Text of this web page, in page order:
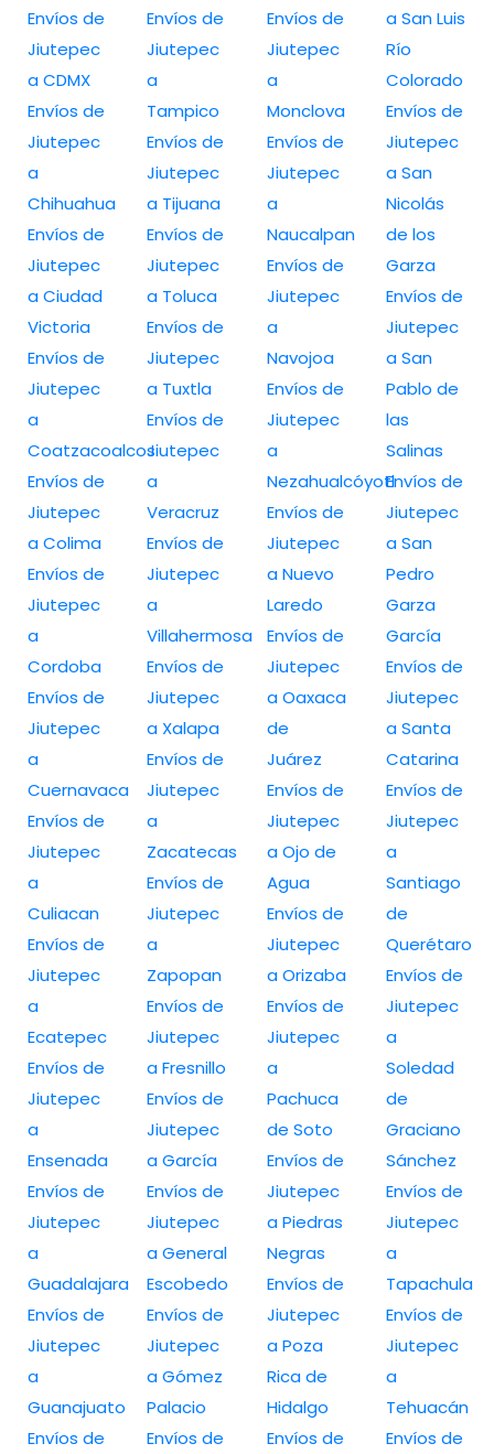
Envíos de
Jiutepec
a CDMX
Envíos de
Jiutepec
a
Chihuahua
Envíos de
Jiutepec
a Ciudad
Victoria
Envíos de
Jiutepec
a
Coatzacoalcos
Envíos de
Jiutepec
a Colima
Envíos de
Jiutepec
a
Cordoba
Envíos de
Jiutepec
a
Cuernavaca
Envíos de
Jiutepec
a
Culiacan
Envíos de
Jiutepec
a
Ecatepec
Envíos de
Jiutepec
a
Ensenada
Envíos de
Jiutepec
a
Guadalajara
Envíos de
Jiutepec
a
Guanajuato
Envíos de
Envíos de
Jiutepec
a
Tampico
Envíos de
Jiutepec
a Tijuana
Envíos de
Jiutepec
a Toluca
Envíos de
Jiutepec
a Tuxtla
Envíos de
Jiutepec
a
Veracruz
Envíos de
Jiutepec
a
Villahermosa
Envíos de
Jiutepec
a Xalapa
Envíos de
Jiutepec
a
Zacatecas
Envíos de
Jiutepec
a
Zapopan
Envíos de
Jiutepec
a Fresnillo
Envíos de
Jiutepec
a García
Envíos de
Jiutepec
a General
Escobedo
Envíos de
Jiutepec
a Gómez
Palacio
Envíos de
Envíos de
Jiutepec
a
Monclova
Envíos de
Jiutepec
a
Naucalpan
Envíos de
Jiutepec
a
Navojoa
Envíos de
Jiutepec
a
Nezahualcóyotl
Envíos de
Jiutepec
a Nuevo
Laredo
Envíos de
Jiutepec
a Oaxaca
de
Juárez
Envíos de
Jiutepec
a Ojo de
Agua
Envíos de
Jiutepec
a Orizaba
Envíos de
Jiutepec
a
Pachuca
de Soto
Envíos de
Jiutepec
a Piedras
Negras
Envíos de
Jiutepec
a Poza
Rica de
Hidalgo
Envíos de
a San Luis
Río
Colorado
Envíos de
Jiutepec
a San
Nicolás
de los
Garza
Envíos de
Jiutepec
a San
Pablo de
las
Salinas
Envíos de
Jiutepec
a San
Pedro
Garza
García
Envíos de
Jiutepec
a Santa
Catarina
Envíos de
Jiutepec
a
Santiago
de
Querétaro
Envíos de
Jiutepec
a
Soledad
de
Graciano
Sánchez
Envíos de
Jiutepec
a
Tapachula
Envíos de
Jiutepec
a
Tehuacán
Envíos de